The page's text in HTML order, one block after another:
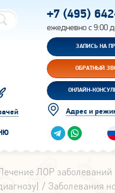
+7 (495)
ежедневно с 9:00
ЗАПИСЬ НА
ОБРАТНЫЙ
ОНЛАЙН-
Адрес и
ЛОР заболеваний
Заболевания